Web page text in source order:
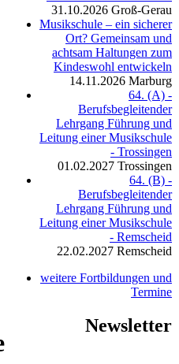
31.10.2026 Groß-Gerau
Musikschule – ein sicherer
Ort? Gemeinsam und
achtsam Haltungen zum
Kindeswohl entwickeln
14.11.2026 Marburg
64. (A) -
Berufsbegleitender
Lehrgang Führung und
Leitung einer Musikschule
- Trossingen
01.02.2027 Trossingen
64. (B) -
Berufsbegleitender
Lehrgang Führung und
Leitung einer Musikschule
- Remscheid
22.02.2027 Remscheid
weitere Fortbildungen und
Termine
Newsletter